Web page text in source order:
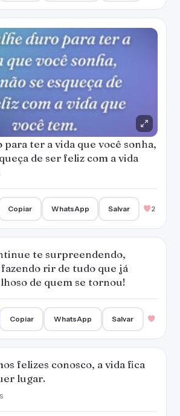
ter a vida que você sonha,
de ser feliz com a vida
Copiar WhatsApp Salvar 2
te surpreendendo,
rir de tudo que já
de quem se tornou!
Copiar WhatsApp Salvar
felizes conosco, a vida fica
lugar.